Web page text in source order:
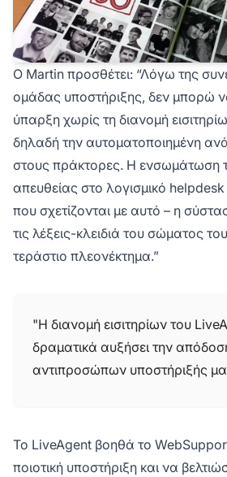
Ο Martin προσθέτει: “Λόγω της
ομάδας υποστήριξης, δεν μπορώ
ύπαρξη χωρίς τη διανομή
δηλαδή την αυτοματοποιημένη
στους πράκτορες. Η ενσωμάτωση
απευθείας στο λογισμικό helpdesk
που σχετίζονται με αυτό – η
τις λέξεις-κλειδιά του σώματος του
τεράστιο πλεονέκτημα.”
"Η διανομή εισιτηρίων του
δραματικά αυξήσει την
αντιπροσώπων υποστήριξής
Το LiveAgent βοηθά το
ποιοτική υποστήριξη και να